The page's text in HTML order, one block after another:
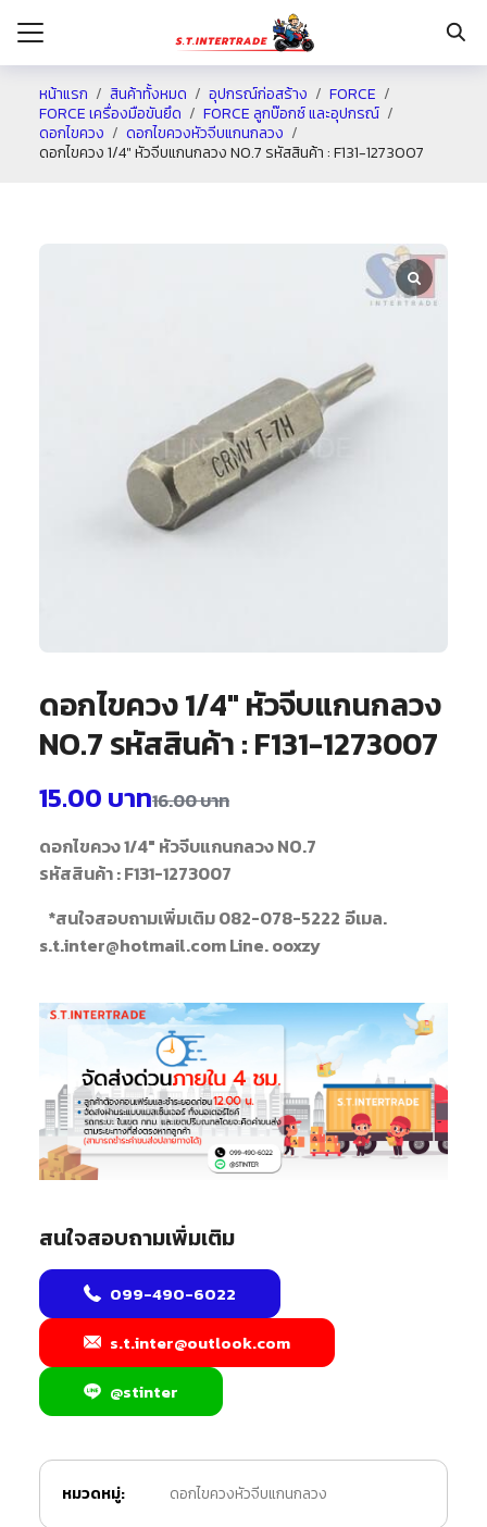
หน้าแรก สินค้าทั้งหมด อุปกรณ์ก่อสร้าง
FORCE
FORCE เครื่องมือขันยึด
FORCE ลูกบ๊อกซ์ และอุปกรณ์
ดอกไขควง
ดอกไขควงหัวจีบแกนกลวง
ดอกไขควง 1/4″ หัวจีบแกนกลวง NO.7 รหัสสินค้า : F131-1273007
ดอกไขควง 1/4″ หัวจีบแกนกลวง
NO.7 รหัสสินค้า : F131-1273007
16.00บาท
15.00 บาท
ดอกไขควง 1/4" หัวจีบแกนกลวง NO.7
รหัสสินค้า : F131-1273007
*สนใจสอบถามเพิ่มเติม 082-078-5222 อีเมล.
s.t.inter@hotmail.com Line. ooxzy
สนใจสอบถามเพิ่มเติม
099-490-6022
s.t.inter@outlook.com
@stinter
หมวดหมู่: ดอกไขควงหัวจีบแกนกลวง